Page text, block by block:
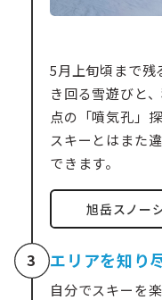
5月上旬頃まで残
き回る雪遊びと
点の「噴気孔」
スキーとはまた
できます。
旭岳スノー
3 エリアを知り
自分でスキーを